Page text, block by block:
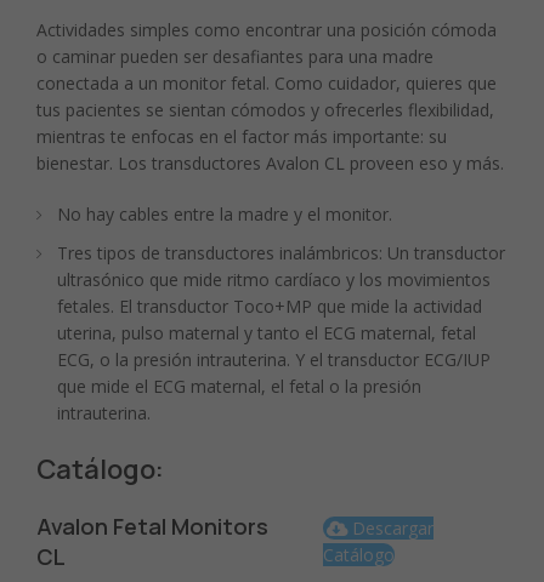
Actividades simples como encontrar una posición cómoda
o caminar pueden ser desafiantes para una madre
conectada a un monitor fetal. Como cuidador, quieres que
tus pacientes se sientan cómodos y ofrecerles flexibilidad,
mientras te enfocas en el factor más importante: su
bienestar. Los transductores Avalon CL proveen eso y más.
No hay cables entre la madre y el monitor.
Tres tipos de transductores inalámbricos: Un transductor
ultrasónico que mide ritmo cardíaco y los movimientos
fetales. El transductor Toco+MP que mide la actividad
uterina, pulso maternal y tanto el ECG maternal, fetal
ECG, o la presión intrauterina. Y el transductor ECG/IUP
que mide el ECG maternal, el fetal o la presión
intrauterina.
Catálogo:
Avalon Fetal Monitors
CL
Descargar
Catálogo